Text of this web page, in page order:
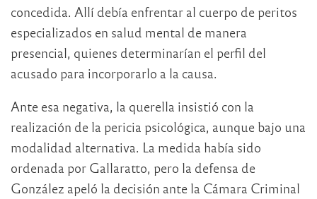
concedida. Allí debía enfrentar al cuerpo de peritos
especializados en salud mental de manera
presencial, quienes determinarían el perfil del
acusado para incorporarlo a la causa.
Ante esa negativa, la querella insistió con la
realización de la pericia psicológica, aunque bajo una
modalidad alternativa. La medida había sido
ordenada por Gallaratto, pero la defensa de
González apeló la decisión ante la Cámara Criminal